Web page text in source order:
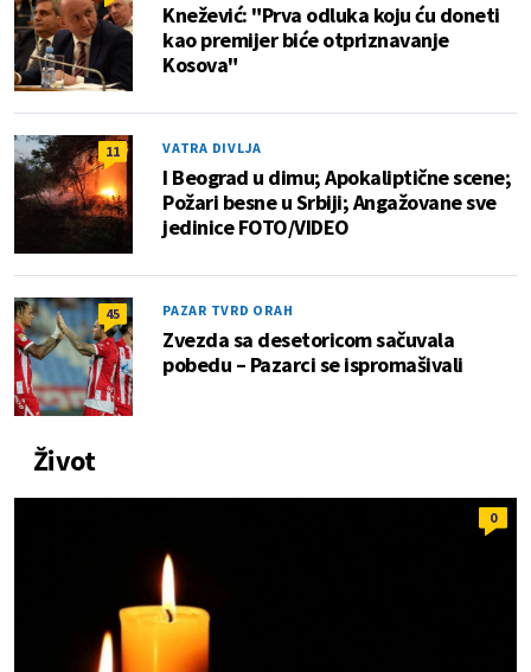
Knežević: "Prva odluka koju ću doneti
kao premijer biće otpriznavanje
Kosova"
11 VATRA DIVLJA
I Beograd u dimu; Apokaliptične scene;
Požari besne u Srbiji; Angažovane sve
jedinice FOTO/VIDEO
45 PAZAR TVRD ORAH
Zvezda sa desetoricom sačuvala
pobedu – Pazarci se ispromašivali
Život
0